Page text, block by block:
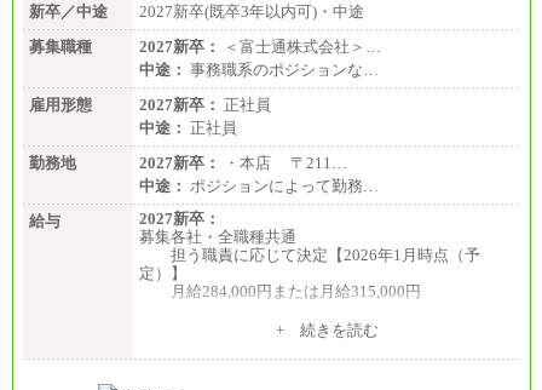
新卒／中途
2027新卒(既卒3年以内可)・中途
募集職種
2027新卒：
＜富士通株式会社＞…
中途： 事務職系のポジションな…
雇用形態
2027新卒： 正社員
中途： 正社員
勤務地
2027新卒：
・本店 〒211…
中途： ポジションによって勤務…
給与
2027新卒：
募集各社・全職種共通
担う職責に応じて決定【2026年1月時点（予
定）】
月給284,000円または月給315,000円
※入社後早期から、自律的な業務遂行が求めら
す。
+ 続きを読む